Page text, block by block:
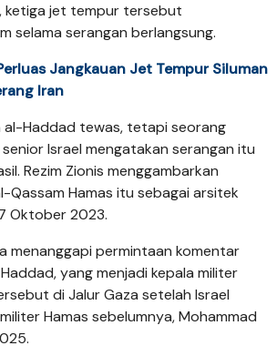
ketiga jet tempur tersebut
selama serangan berlangsung.
Jangkauan Jet Tempur Siluman
Iran
al-Haddad tewas, tetapi seorang
Israel mengatakan serangan itu
Rezim Zionis menggambarkan
Qassam Hamas itu sebagai arsitek
Oktober 2023.
menanggapi permintaan komentar
yang menjadi kepala militer
di Jalur Gaza setelah Israel
Hamas sebelumnya, Mohammad